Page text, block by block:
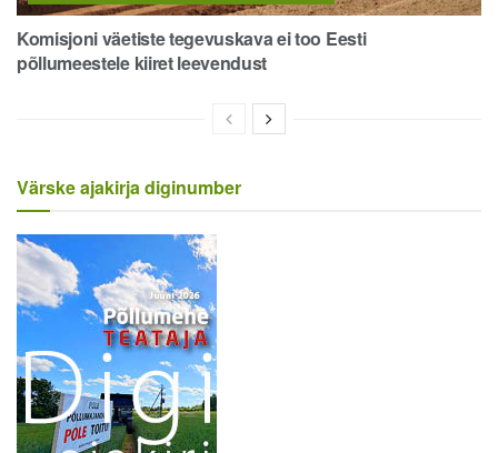
Komisjoni väetiste tegevuskava ei too Eesti
põllumeestele kiiret leevendust
Värske ajakirja diginumber